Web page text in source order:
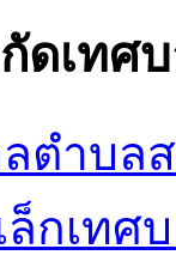
ดเทศ
ลตำบล
กเทศ